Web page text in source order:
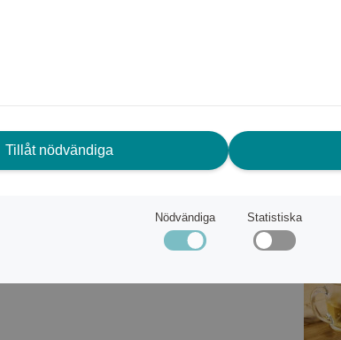
Tillåt nödvändiga
Nödvändiga Statistiska